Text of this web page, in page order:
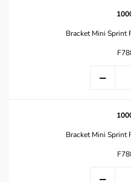
Bracket Mini Sprint
Bracket Mini Sprint